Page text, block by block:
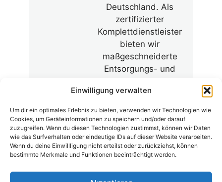
Einwilligung verwalten
Um dir ein optimales Erlebnis zu bieten, verwenden wir Technologien wie
Cookies, um Geräteinformationen zu speichern und/oder darauf
zuzugreifen. Wenn du diesen Technologien zustimmst, können wir Daten
wie das Surfverhalten oder eindeutige IDs auf dieser Website verarbeiten.
Wenn du deine Einwillligung nicht erteilst oder zurückziehst, können
bestimmte Merkmale und Funktionen beeinträchtigt werden.
Deutschland. Als
zertifizierter
Komplettdienstleister
bieten wir
maßgeschneiderte
Entsorgungs- und
an.
© 2026 - AUGUSTIN ENTSORGUNG